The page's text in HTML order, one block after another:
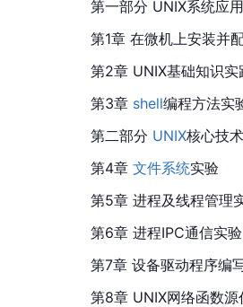
第一部分 UNIX系统应
第1章 在微机上安装并
第2章 UNIX基础知识实
第3章 shell编程方法实
第二部分 UNIX核心技
第4章 文件系统实验
第5章 进程及线程管理
第6章 进程IPC通信实验
第7章 设备驱动程序编
第8章 UNIX网络函数源